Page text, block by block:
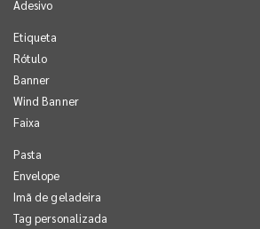
Adesivo
Etiqueta
Rótulo
Banner
Wind Banner
Faixa
Pasta
Envelope
Imã de geladeira
Tag personalizada